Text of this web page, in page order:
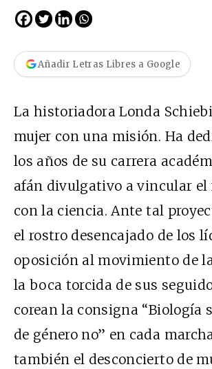
Añadir Letras Libres a Google
La historiadora Londa
mujer con una misión. Ha
los años de su carrera
afán divulgativo a vincular el
con la ciencia. Ante tal
el rostro desencajado de los
oposición al movimiento de
la boca torcida de sus
corean la consigna “Biología
de género no” en cada
también el desconcierto de